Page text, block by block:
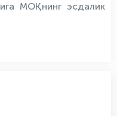
МОҚнинг эсдалик